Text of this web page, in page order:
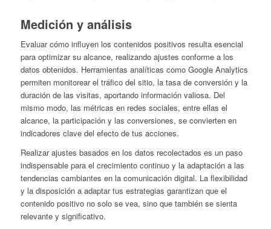
Medición y análisis
Evaluar cómo influyen los contenidos positivos resulta esencial
para optimizar su alcance, realizando ajustes conforme a los
datos obtenidos. Herramientas analíticas como Google Analytics
permiten monitorear el tráfico del sitio, la tasa de conversión y la
duración de las visitas, aportando información valiosa. Del
mismo modo, las métricas en redes sociales, entre ellas el
alcance, la participación y las conversiones, se convierten en
indicadores clave del efecto de tus acciones.
Realizar ajustes basados en los datos recolectados es un paso
indispensable para el crecimiento continuo y la adaptación a las
tendencias cambiantes en la comunicación digital. La flexibilidad
y la disposición a adaptar tus estrategias garantizan que el
contenido positivo no solo se vea, sino que también se sienta
relevante y significativo.